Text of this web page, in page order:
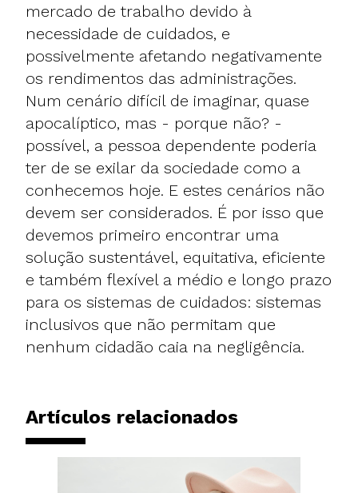
mercado de trabalho devido à
necessidade de cuidados, e
possivelmente afetando negativamente
os rendimentos das administrações.
Num cenário difícil de imaginar, quase
apocalíptico, mas - porque não? -
possível, a pessoa dependente poderia
ter de se exilar da sociedade como a
conhecemos hoje. E estes cenários não
devem ser considerados. É por isso que
devemos primeiro encontrar uma
solução sustentável, equitativa, eficiente
e também flexível a médio e longo prazo
para os sistemas de cuidados: sistemas
inclusivos que não permitam que
nenhum cidadão caia na negligência.
Artículos relacionados